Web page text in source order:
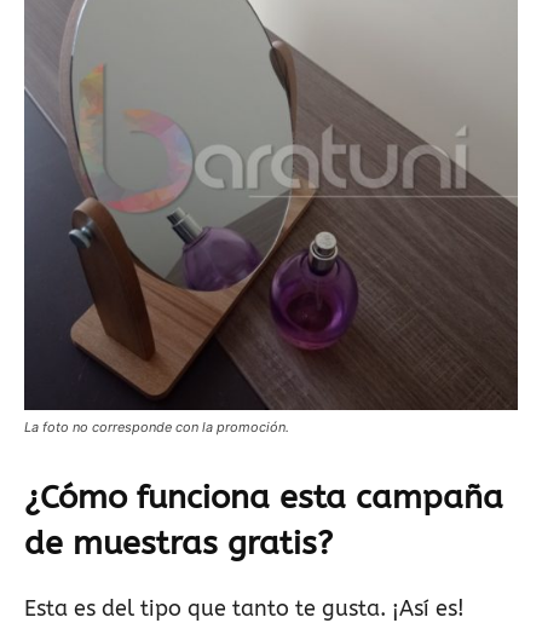
La foto no corresponde con la promoción.
¿Cómo funciona esta campaña
de muestras gratis?
Esta es del tipo que tanto te gusta. ¡Así es!